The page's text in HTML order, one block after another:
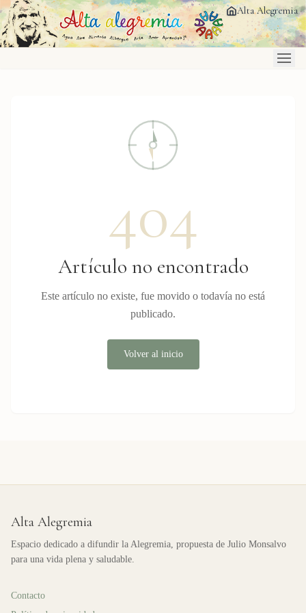
Saltar al contenido principal Alta Alegremia
404
Artículo no encontrado
Este artículo no existe, fue movido o todavía no está
publicado.
Volver al inicio
Alta Alegremia
Espacio dedicado a difundir la Alegremia, propuesta de Julio Monsalvo
para una vida plena y saludable.
Contacto